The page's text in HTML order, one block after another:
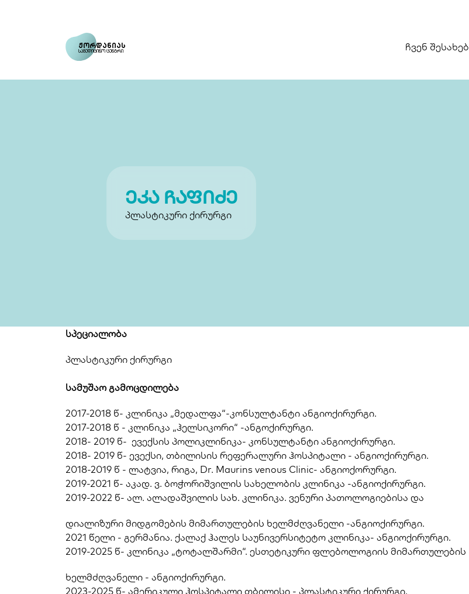
სამედიცინო ცენტრი
ჟორდანიას ჩვენ შესახებ
ეკა ჩაფიძე
პლასტიკური ქირურგი
სპეციალობა
პლასტიკური ქირურგი
სამუშაო გამოცდილება
2017-2018 წ- კლინიკა „მედალფა“-კონსულტანტი ანგიოქირურგი.
2017-2018 წ - კლინიკა „ჰელსიკორი“ -ანგოქირურგი.
2018- 2019 წ-  ევექსის პოლიკლინიკა- კონსულტანტი ანგიოქირურგი.
2018- 2019 წ- ევექსი, თბილისის რეფერალური ჰოსპიტალი - ანგიოქირურგი.
2018-2019 წ - ლატვია, რიგა, Dr. Maurins venous Clinic- ანგიოქორურგი.
2019-2021 წ- აკად. ვ. ბოჭორიშვილის სახელობის კლინიკა -ანგიოქირურგი.
2019-2022 წ- ალ. ალადაშვილის სახ. კლინიკა. ვენური პათოლოგიებისა და
დიალიზური მიდგომების მიმართულების ხელმძღვანელი -ანგიოქირურგი.
2021 წელი - გერმანია. ქალაქ ჰალეს საუნივერსიტეტო კლინიკა- ანგიოქირურგი.
2019-2025 წ- კლინიკა „ტოტალშარმი“. ესთეტიკური ფლებოლოგიის მიმართულების
ხელმძღვანელი - ანგიოქირურგი.
2023-2025 წ- ამერიკული ჰოსპიტალი თბილისი - პლასტიკური ქირურგი.